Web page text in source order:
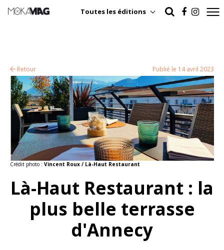
Toutes les éditions
Retour Publié le 14 avril 2023
Crédit photo : Vincent Roux / Là-Haut Restaurant
Là-Haut Restaurant : la
plus belle terrasse
d'Annecy